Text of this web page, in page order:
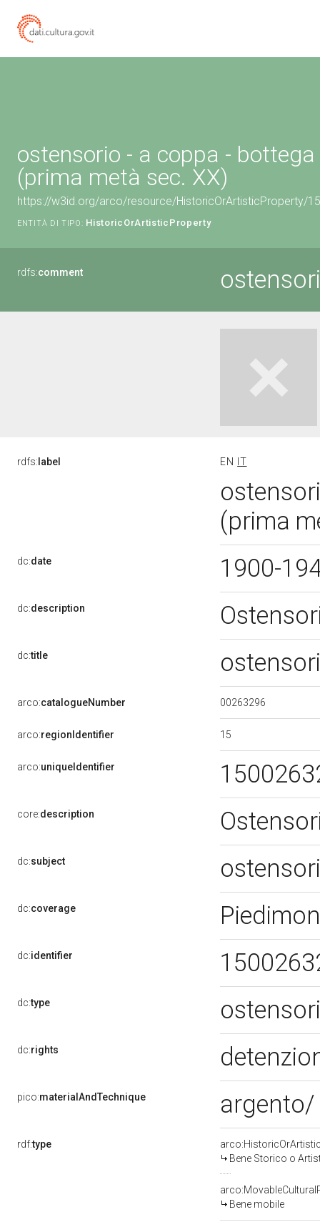
ostensorio - a coppa -
(prima metà sec. XX)
https://w3id.org/arco/resource/HistoricOrArtisticProperty/
ENTITÀ DI TIPO: HistoricOrArtisticProperty
rdfs:comment
rdfs: label EN IT
(prima
dc:date 1900-
dc:description
dc:title
arco:catalogueNumber 00263296
arco:regionIdentifier 15
arco:uniqueIdentifier
core:description
dc:subject
dc:coverage
dc:identifier
dc:type
dc:rights
pico:materialAndTechnique
rdf:type
Bene Storico o
Bene mobile